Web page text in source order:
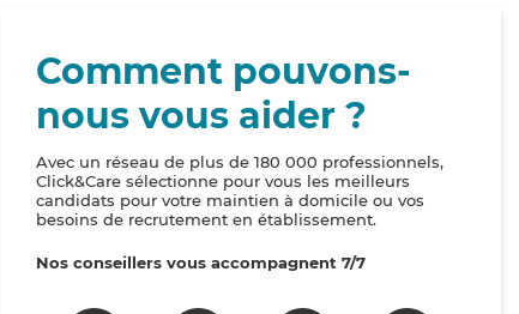
Comment pouvons-
nous vous aider ?
Avec un réseau de plus de 180 000 professionnels,
Click&Care sélectionne pour vous les meilleurs
candidats pour votre maintien à domicile ou vos
besoins de recrutement en établissement.
Nos conseillers vous accompagnent 7/7